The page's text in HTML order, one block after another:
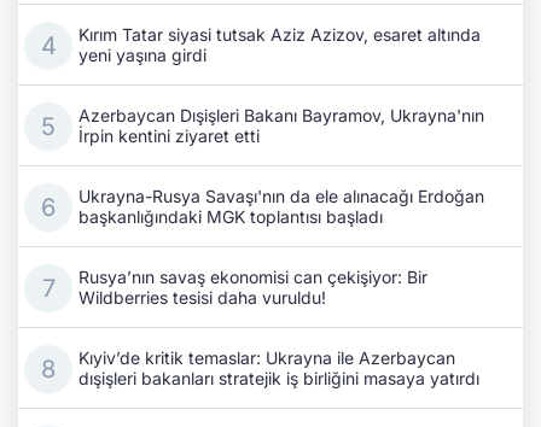
Kırım Tatar siyasi tutsak Aziz Azizov, esaret altında
yeni yaşına girdi
Azerbaycan Dışişleri Bakanı Bayramov, Ukrayna'nın
İrpin kentini ziyaret etti
Ukrayna-Rusya Savaşı'nın da ele alınacağı Erdoğan
başkanlığındaki MGK toplantısı başladı
Rusya’nın savaş ekonomisi can çekişiyor: Bir
Wildberries tesisi daha vuruldu!
Kıyiv’de kritik temaslar: Ukrayna ile Azerbaycan
dışişleri bakanları stratejik iş birliğini masaya yatırdı